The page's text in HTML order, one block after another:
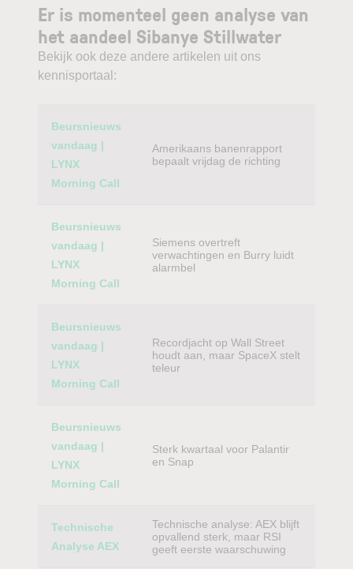
Er is momenteel geen analyse van
het aandeel Sibanye Stillwater
Bekijk ook deze andere artikelen uit ons
kennisportaal:
Category
Beursnieuws
vandaag |
LYNX
Morning Call
Amerikaans banenrapport
bepaalt vrijdag de richting
Beursnieuws
vandaag |
LYNX
Morning Call
Siemens overtreft
verwachtingen en Burry luidt
alarmbel
Beursnieuws
vandaag |
LYNX
Morning Call
Recordjacht op Wall Street
houdt aan, maar SpaceX stelt
teleur
Beursnieuws
vandaag |
LYNX
Morning Call
Sterk kwartaal voor Palantir
en Snap
Technische
Analyse AEX
Technische analyse: AEX blijft
opvallend sterk, maar RSI
geeft eerste waarschuwing